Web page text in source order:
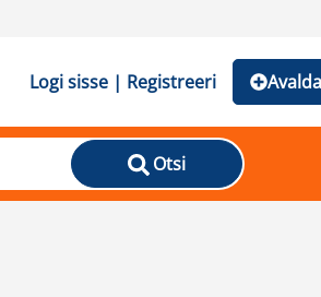
Logi sisse | Registreeri
Otsi